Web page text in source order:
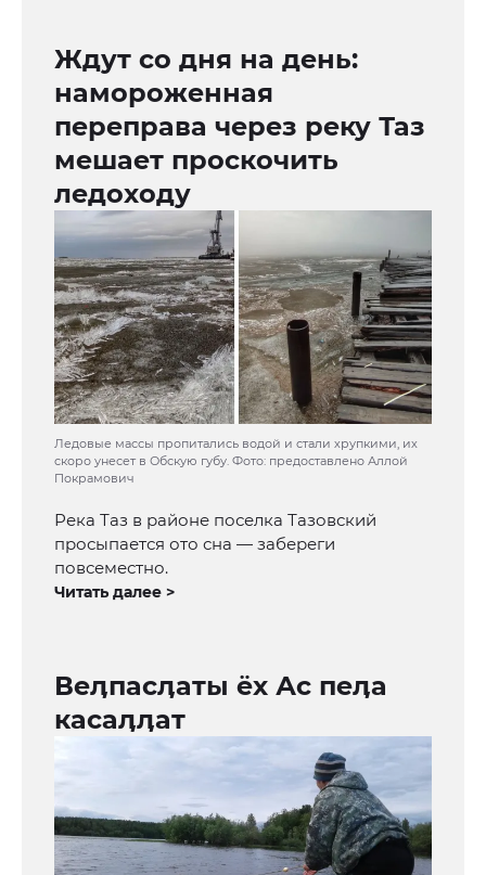
Ждут со дня на день:
намороженная
переправа через реку Таз
мешает проскочить
ледоходу
Ледовые массы пропитались водой и стали хрупкими, их
скоро унесет в Обскую губу. Фото: предоставлено Аллой
Покрамович
Река Таз в районе поселка Тазовский
просыпается ото сна — забереги
повсеместно.
Читать далее >
Веӆпасӆаты ёх Ас пеӆа
касаӆӆат